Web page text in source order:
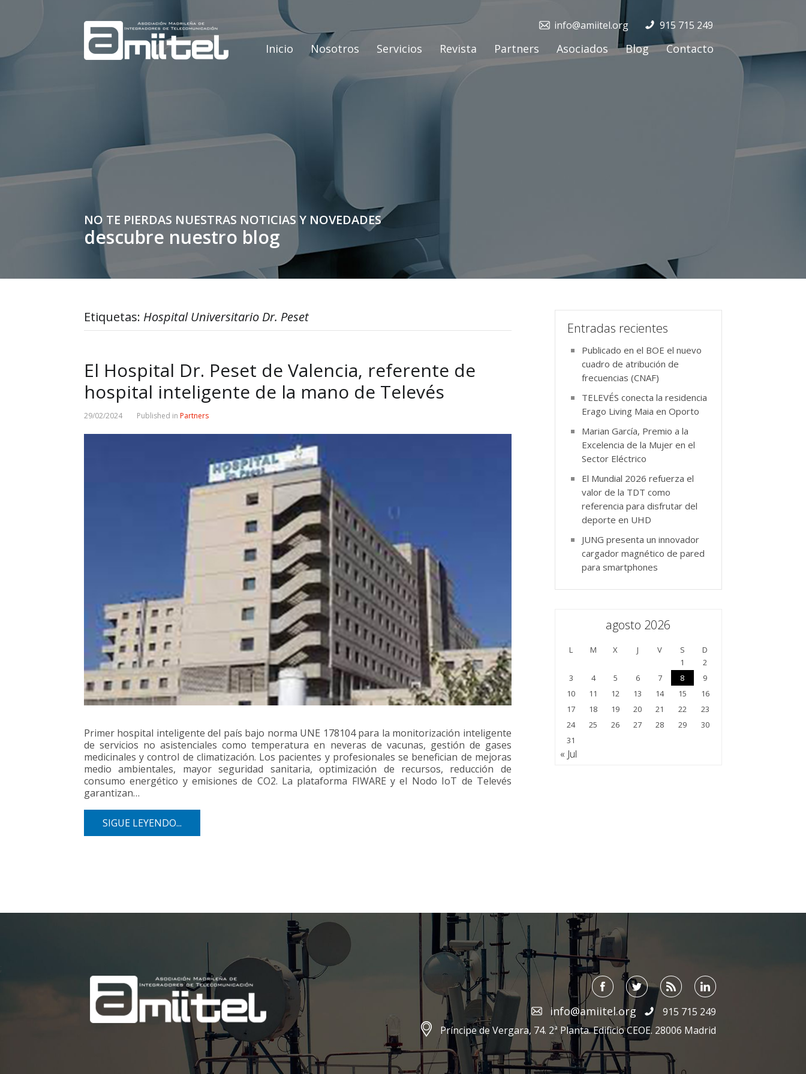
915 715 249
info@amiitel.org
Inicio Nosotros Servicios Revista Partners Asociados Blog Contacto
NO TE PIERDAS NUESTRAS NOTICIAS Y NOVEDADES
descubre nuestro blog
Etiquetas: Hospital Universitario Dr. Peset
El Hospital Dr. Peset de Valencia, referente de
hospital inteligente de la mano de Televés
29/02/2024 Published in Partners
Primer hospital inteligente del país bajo norma UNE 178104 para la monitorización inteligente
de servicios no asistenciales como temperatura en neveras de vacunas, gestión de gases
medicinales y control de climatización. Los pacientes y profesionales se benefician de mejoras
medio ambientales, mayor seguridad sanitaria, optimización de recursos, reducción de
consumo energético y emisiones de CO2. La plataforma FIWARE y el Nodo IoT de Televés
garantizan…
SIGUE LEYENDO...
Entradas recientes
Publicado en el BOE el nuevo
cuadro de atribución de
frecuencias (CNAF)
TELEVÉS conecta la residencia
Erago Living Maia en Oporto
Marian García, Premio a la
Excelencia de la Mujer en el
Sector Eléctrico
El Mundial 2026 refuerza el
valor de la TDT como
referencia para disfrutar del
deporte en UHD
JUNG presenta un innovador
cargador magnético de pared
para smartphones
agosto 2026
L M X J V S
D
1
2
3
4 5 6 7 8
9
10
11 12 13 14 15
16
17
18 19 20 21 22
23
24
25 26 27 28 29
30
31
« Jul
;
info@amiitel.org
915 715 249
Príncipe de Vergara, 74. 2ª Planta. Edificio CEOE. 28006 Madrid